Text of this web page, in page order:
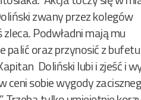
zwany przez kolegów
Podwładni mają mu
palić oraz przynosić z
Doliński lubi i zjeść i
ceni sobie wygody